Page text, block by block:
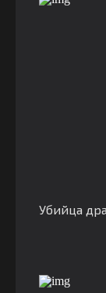
Убийца